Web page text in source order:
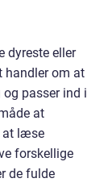
dyreste eller
handler om at
passer ind i
at
at læse
forskellige
de fulde